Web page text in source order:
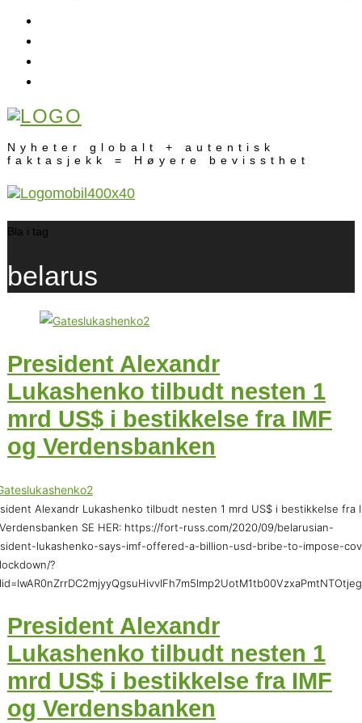
Nyheter globalt + autentisk
faktasjekk = Høyere bevissthet
Bla i tag
belarus
President Alexandr
Lukashenko tilbudt nesten 1
mrd US$ i bestikkelse fra IMF
og Verdensbanken
Alexandr Lukashenko tilbudt nesten 1 mrd US$ i bestikkelse fra
SE HER: https://fort-russ.com/2020/09/belarusian-
lukashenko-says-imf-offered-a-billion-usd-bribe-to-impose-
?
President Alexandr
Lukashenko tilbudt nesten 1
mrd US$ i bestikkelse fra IMF
og Verdensbanken